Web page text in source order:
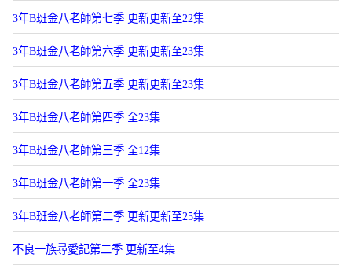
3年B班金八老師第七季 更新更新至22集
3年B班金八老師第六季 更新更新至23集
3年B班金八老師第五季 更新更新至23集
3年B班金八老師第四季 全23集
3年B班金八老師第三季 全12集
3年B班金八老師第一季 全23集
3年B班金八老師第二季 更新更新至25集
不良一族尋愛記第二季 更新至4集